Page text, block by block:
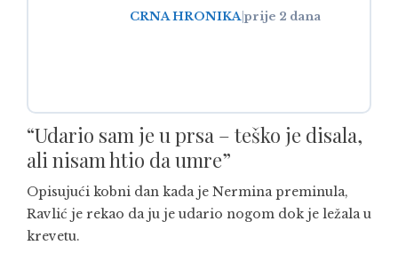
CRNA HRONIKAprije 2 dana
“Udario sam je u prsa – teško je disala,
ali nisam htio da umre”
Opisujući kobni dan kada je Nermina preminula,
Ravlić je rekao da ju je udario nogom dok je ležala u
krevetu.